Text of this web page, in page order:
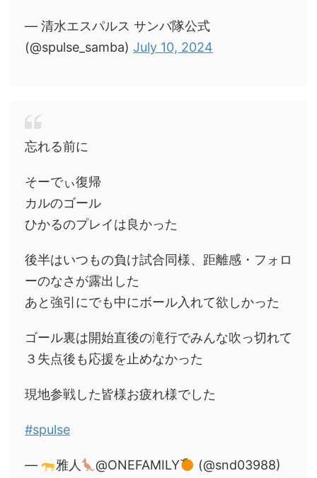
— 清水エスパルス サンバ隊公式
(@spulse_samba) July 10, 2024
忘れる前に
そーでぃ復帰
カルのゴール
ひかるのプレイは良かった
後半はいつもの負け試合同様、距離感・フォロ
ーのなさが露出した
あと強引にでも中にボール入れて欲しかった
ゴール裏は開始直後の滝行でみんな吹っ切れて
３失点後も応援を止めなかった
現地参戦した皆様お疲れ様でした
#spulse
— 雅人 @ONEFAMILY
(@snd03988)